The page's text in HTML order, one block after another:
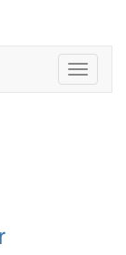
Toggle